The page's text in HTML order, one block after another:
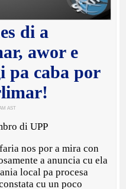
di a
awor e
pa caba por
AST
di UPP
nos por a mira con
a anuncia cu ela
local pa procesa
cu un poco